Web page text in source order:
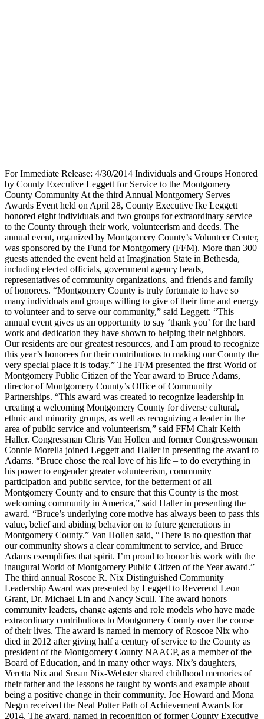
For Immediate Release: 4/30/2014 Individuals and Groups Honored
by County Executive Leggett for Service to the Montgomery
County Community At the third Annual Montgomery Serves
Awards Event held on April 28, County Executive Ike Leggett
honored eight individuals and two groups for extraordinary service
to the County through their work, volunteerism and deeds. The
annual event, organized by Montgomery County’s Volunteer Center,
was sponsored by the Fund for Montgomery (FFM). More than 300
guests attended the event held at Imagination State in Bethesda,
including elected officials, government agency heads,
representatives of community organizations, and friends and family
of honorees. “Montgomery County is truly fortunate to have so
many individuals and groups willing to give of their time and energy
to volunteer and to serve our community,” said Leggett. “This
annual event gives us an opportunity to say ‘thank you’ for the hard
work and dedication they have shown to helping their neighbors.
Our residents are our greatest resources, and I am proud to recognize
this year’s honorees for their contributions to making our County the
very special place it is today.” The FFM presented the first World of
Montgomery Public Citizen of the Year award to Bruce Adams,
director of Montgomery County’s Office of Community
Partnerships. “This award was created to recognize leadership in
creating a welcoming Montgomery County for diverse cultural,
ethnic and minority groups, as well as recognizing a leader in the
area of public service and volunteerism,” said FFM Chair Keith
Haller. Congressman Chris Van Hollen and former Congresswoman
Connie Morella joined Leggett and Haller in presenting the award to
Adams. “Bruce chose the real love of his life – to do everything in
his power to engender greater volunteerism, community
participation and public service, for the betterment of all
Montgomery County and to ensure that this County is the most
welcoming community in America,” said Haller in presenting the
award. “Bruce’s underlying core motive has always been to pass this
value, belief and abiding behavior on to future generations in
Montgomery County.” Van Hollen said, “There is no question that
our community shows a clear commitment to service, and Bruce
Adams exemplifies that spirit. I’m proud to honor his work with the
inaugural World of Montgomery Public Citizen of the Year award.”
The third annual Roscoe R. Nix Distinguished Community
Leadership Award was presented by Leggett to Reverend Leon
Grant, Dr. Michael Lin and Nancy Scull. The award honors
community leaders, change agents and role models who have made
extraordinary contributions to Montgomery County over the course
of their lives. The award is named in memory of Roscoe Nix who
died in 2012 after giving half a century of service to the County as
president of the Montgomery County NAACP, as a member of the
Board of Education, and in many other ways. Nix’s daughters,
Veretta Nix and Susan Nix-Webster shared childhood memories of
their father and the lessons he taught by words and example about
being a positive change in their community. Joe Howard and Mona
Negm received the Neal Potter Path of Achievement Awards for
2014. The award, named in recognition of former County Executive